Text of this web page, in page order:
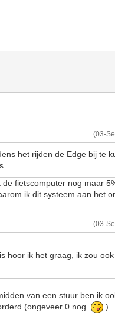
(03-
het rijden de Edge bij te
fietscomputer nog maar
ik dit systeem aan het
(03-
hoor ik het graag, ik zou
van een stuur ben ik
(ongeveer 0 nog
)